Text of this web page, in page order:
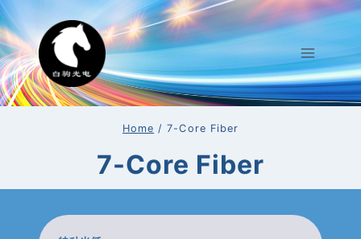
Skip
To
Content
Home / 7-Core Fiber
7-Core Fiber